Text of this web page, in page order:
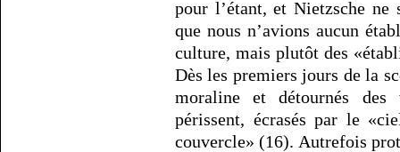
pour l’étant, et Nietzsche ne
que nous n’avions aucun
culture, mais plutôt des
Dès les premiers jours de la
moraline et détournés
périssent, écrasés par le
couvercle» (16). Autrefois